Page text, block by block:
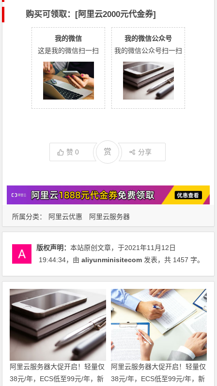
购买可领取：[阿里云2000元代金券]
我的微信
这是我的微信扫一扫
我的微信公众号
我的微信公众号扫一扫
赞0 赏 分享
所属分类： 阿里云优惠 阿里云服务器
版权声明：本站原创文章，于2021年11月12日
19:44:34，由aliyunminisitecom 发表，共 1457 字。
阿里云服务器大促开启！轻量仅
38元/年，ECS低至99元/年，新
阿里云服务器大促开启！轻量仅
38元/年，ECS低至99元/年，新